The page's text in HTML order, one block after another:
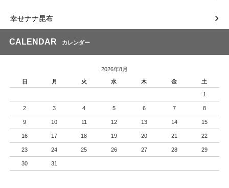
幸せナナ昆布
CALENDAR カレンダー
2026年8月
日
月 火 水 木 金 土
1
2 3 4 5 6 7 8
9 10 11 12 13 14 15
16 17 18 19 20 21 22
23 24 25 26 27 28 29
30 31